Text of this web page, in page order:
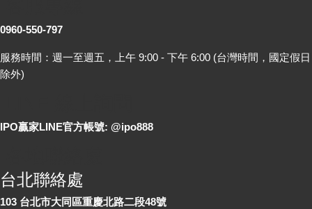
0960-550-797
服務時間：週一至週五，上午 9:00 - 下午 6:00 (台灣時間，國定假日
除外)
IPO贏家LINE官方帳號: @ipo888
台北聯絡處
103 台北市大同區重慶北路二段48號